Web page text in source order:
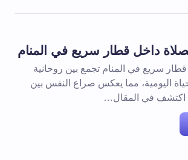
داخل قطار سريع في المنام
سريع في المنام تجمع بين روحانية
اليومية، مما يعكس صراع النفس بين
اكتشف في المقال…